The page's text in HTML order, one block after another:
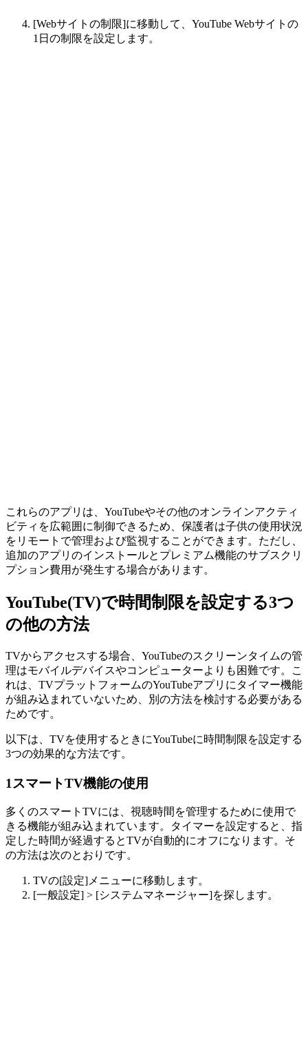
[Webサイトの制限]に移動して、YouTube Webサイトの
1日の制限を設定します。
これらのアプリは、YouTubeやその他のオンラインアクティ
ビティを広範囲に制御できるため、保護者は子供の使用状況
をリモートで管理および監視することができます。ただし、
追加のアプリのインストールとプレミアム機能のサブスクリ
プション費用が発生する場合があります。
YouTube(TV)で時間制限を設定する3つ
の他の方法
TVからアクセスする場合、YouTubeのスクリーンタイムの管
理はモバイルデバイスやコンピューターよりも困難です。こ
れは、TVプラットフォームのYouTubeアプリにタイマー機能
が組み込まれていないため、別の方法を検討する必要がある
ためです。
以下は、TVを使用するときにYouTubeに時間制限を設定する
3つの効果的な方法です。
1 スマートTV機能の使用
多くのスマートTVには、視聴時間を管理するために使用で
きる機能が組み込まれています。タイマーを設定すると、指
定した時間が経過するとTVが自動的にオフになります。そ
の方法は次のとおりです。
TVの[設定]メニューに移動します。
[一般設定] > [システムマネージャー]を探します。